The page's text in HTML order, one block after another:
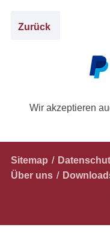
Zurück
Wir akzeptieren
Navigation
überspringen
Sitemap
Über uns